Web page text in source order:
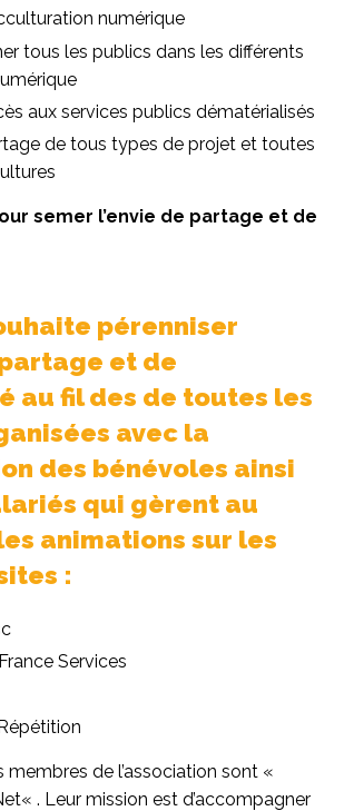
numérique
tous les publics dans les différents
aux services publics dématérialisés
de tous types de projet et toutes
semer l’envie de partage et de
pérenniser
et de
au fil des de toutes les
avec la
des bénévoles ainsi
qui gèrent au
animations sur les
:
Services
membres de l’association sont «
. Leur mission est d’accompagner